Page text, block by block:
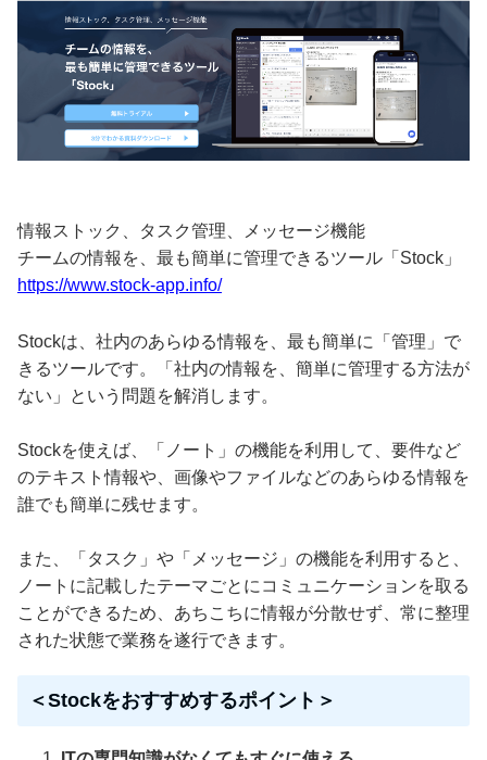
情報ストック、タスク管理、メッセージ機能
チームの情報を、最も簡単に管理できるツール「Stock」
https://www.stock-app.info/
Stockは、社内のあらゆる情報を、最も簡単に「管理」で
きるツールです。「社内の情報を、簡単に管理する方法が
ない」という問題を解消します。
Stockを使えば、「ノート」の機能を利用して、要件など
のテキスト情報や、画像やファイルなどのあらゆる情報を
誰でも簡単に残せます。
また、「タスク」や「メッセージ」の機能を利用すると、
ノートに記載したテーマごとにコミュニケーションを取る
ことができるため、あちこちに情報が分散せず、常に整理
された状態で業務を遂行できます。
＜Stockをおすすめするポイント＞